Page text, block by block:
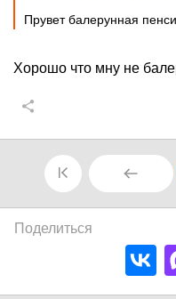
Прувет балерунная
Хорошо что мну не
Поделиться